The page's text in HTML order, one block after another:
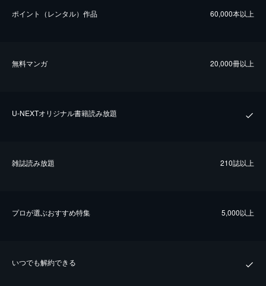
ポイント（レンタル）作品 60,000本以上
無料マンガ 20,000冊以上
U-NEXTオリジナル書籍読み放題
雑誌読み放題 210誌以上
プロが選ぶおすすめ特集 5,000以上
いつでも解約できる